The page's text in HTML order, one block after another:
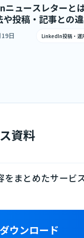
ュースレターと
や投稿・記事との
日 LinkedIn投稿・運
資料
まとめたサービ
ウンロード